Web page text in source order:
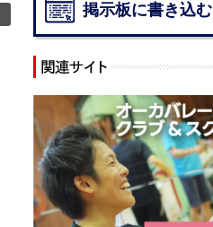
掲示板に書き込む